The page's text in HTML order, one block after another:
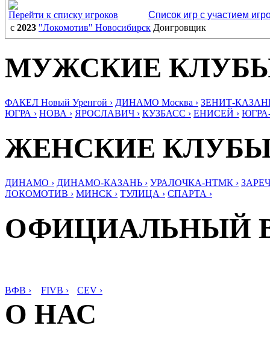
Перейти к списку игроков
Список игр с участием
с 2023 "Локомотив" Новосибирск Доигровщик
МУЖСКИЕ
ФАКЕЛ Новый Уренгой › ДИНАМО Москва › ЗЕНИТ-
ЮГРА › НОВА › ЯРОСЛАВИЧ › КУЗБАСС › ЕНИСЕЙ ›
ЖЕНСКИЕ
ДИНАМО › ДИНАМО-КАЗАНЬ › УРАЛОЧКА-НТМК ›
ЛОКОМОТИВ › МИНСК › ТУЛИЦА › СПАРТА ›
ОФИЦИАЛЬНЫЙ
ВФВ › FIVB › CEV ›
О НАС